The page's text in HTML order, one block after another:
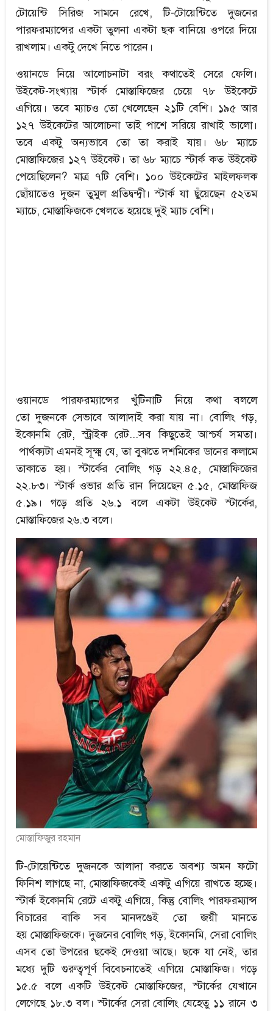
টোয়েন্টি সিরিজ সামনে রেখে, টি-টোয়েন্টিতে দুজনের
পারফরম্যান্সের একটা তুলনা একটা ছক বানিয়ে ওপরে দিয়ে
রাখলাম। একটু দেখে নিতে পারেন।
ওয়ানডে নিয়ে আলোচনাটা বরং কথাতেই সেরে ফেলি।
উইকেট-সংখ্যায় স্টার্ক মোস্তাফিজের চেয়ে ৭৮ উইকেটে
এগিয়ে। তবে ম্যাচও তো খেলেছেন ২১টি বেশি। ১৯৫ আর
১২৭ উইকেটের আলোচনা তাই পাশে সরিয়ে রাখাই ভালো।
তবে একটু অন্যভাবে তো তা করাই যায়। ৬৮ ম্যাচে
মোস্তাফিজের ১২৭ উইকেট। তা ৬৮ ম্যাচে স্টার্ক কত উইকেট
পেয়েছিলেন? মাত্র ৭টি বেশি। ১০০ উইকেটের মাইলফলক
ছোঁয়াতেও দুজন তুমুল প্রতিদ্বন্দ্বী। স্টার্ক যা ছুঁয়েছেন ৫২তম
ম্যাচে, মোস্তাফিজকে খেলতে হয়েছে দুই ম্যাচ বেশি।
ওয়ানডে পারফরম্যান্সের খুঁটিনাটি নিয়ে কথা বললে
তো দুজনকে সেভাবে আলাদাই করা যায় না। বোলিং গড়,
ইকোনমি রেট, স্ট্রাইক রেট...সব কিছুতেই আশ্চর্য সমতা।
পার্থক্যটা এমনই সূক্ষ্ম যে, তা বুঝতে দশমিকের ডানের কলামে
তাকাতে হয়। স্টার্কের বোলিং গড় ২২.৪৫, মোস্তাফিজের
২২.৮৩। স্টার্ক ওভার প্রতি রান দিয়েছেন ৫.১৫, মোস্তাফিজ
৫.১৯। গড়ে প্রতি ২৬.১ বলে একটা উইকেট স্টার্কের,
মোস্তাফিজের ২৬.৩ বলে।
মোস্তাফিজুর রহমান
টি-টোয়েন্টিতে দুজনকে আলাদা করতে অবশ্য অমন ফটো
ফিনিশ লাগছে না, মোস্তাফিজকেই একটু এগিয়ে রাখতে হচ্ছে।
স্টার্ক ইকোনমি রেটে একটু এগিয়ে, কিন্তু বোলিং পারফরম্যান্স
বিচারের বাকি সব মানদণ্ডেই তো জয়ী মানতে
হয় মোস্তাফিজকে। দুজনের বোলিং গড়, ইকোনমি, সেরা বোলিং
এসব তো উপরের ছকেই দেওয়া আছে। ছকে যা নেই, তার
মধ্যে দুটি গুরুত্বপূর্ণ বিবেচনাতেই এগিয়ে মোস্তাফিজ। গড়ে
১৫.৫ বলে একটি উইকেট মোস্তাফিজের, স্টার্কের যেখানে
লেগেছে ১৮.৩ বল। স্টার্কের সেরা বোলিং যেহেতু ১১ রানে ৩